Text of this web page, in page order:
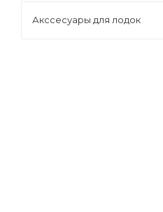
Акссесуары для лодок